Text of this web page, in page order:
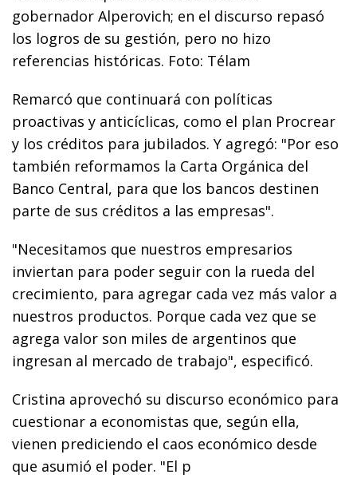
gobernador Alperovich; en el discurso repasó
los logros de su gestión, pero no hizo
referencias históricas. Foto: Télam
Remarcó que continuará con políticas
proactivas y anticíclicas, como el plan Procrear
y los créditos para jubilados. Y agregó: "Por eso
también reformamos la Carta Orgánica del
Banco Central, para que los bancos destinen
parte de sus créditos a las empresas".
"Necesitamos que nuestros empresarios
inviertan para poder seguir con la rueda del
crecimiento, para agregar cada vez más valor a
nuestros productos. Porque cada vez que se
agrega valor son miles de argentinos que
ingresan al mercado de trabajo", especificó.
Cristina aprovechó su discurso económico para
cuestionar a economistas que, según ella,
vienen prediciendo el caos económico desde
que asumió el poder. "El p